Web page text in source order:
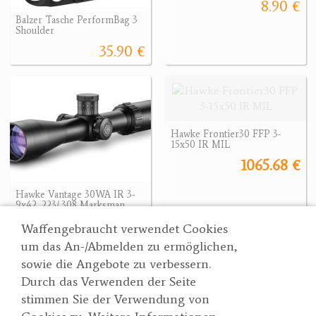
Waffengebraucht verwendet Cookies
um das An-/Abmelden zu ermöglichen,
sowie die Angebote zu verbessern.
Durch das Verwenden der Seite
stimmen Sie der Verwendung von
Balzer Tasche PerformBag 3
Shoulder
35.90 €
8.90 €
Hawke Vantage 30WA IR 3-
9x42 .223/.308 Marksman
299 €
Hawke Frontier30 FFP 3-
15x50 IR MIL
1065.68 €
1065.68 €
Suche
Partner
Wertgarner 1820
Jagd & SporthandelsgmbH